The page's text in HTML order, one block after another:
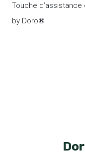
Touche
by Doro®